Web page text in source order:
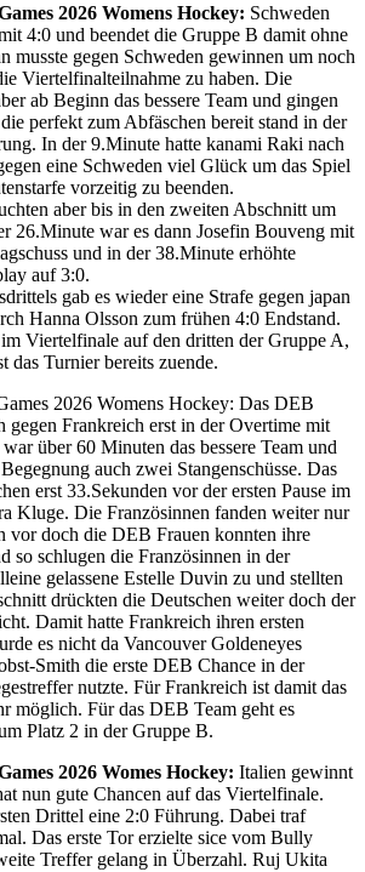
2026 Womens Hockey: Schweden
4:0 und beendet die Gruppe B damit ohne
musste gegen Schweden gewinnen um noch
Viertelfinalteilnahme zu haben. Die
ab Beginn das bessere Team und gingen
perfekt zum Abfäschen bereit stand in der
In der 9.Minute hatte kanami Raki nach
eine Schweden viel Glück um das Spiel
vorzeitig zu beenden.
aber bis in den zweiten Abschnitt um
26.Minute war es dann Josefin Bouveng mit
und in der 38.Minute erhöhte
auf 3:0.
gab es wieder eine Strafe gegen japan
Hanna Olsson zum frühen 4:0 Endstand.
Viertelfinale auf den dritten der Gruppe A,
das Turnier bereits zuende.
2026 Womens Hockey: Das DEB
gegen Frankreich erst in der Overtime mit
über 60 Minuten das bessere Team und
auch zwei Stangenschüsse. Das
erst 33.Sekunden vor der ersten Pause im
Kluge. Die Französinnen fanden weiter nur
vor doch die DEB Frauen konnten ihre
so schlugen die Französinnen in der
gelassene Estelle Duvin zu und stellten
drückten die Deutschen weiter doch der
Damit hatte Frankreich ihren ersten
es nicht da Vancouver Goldeneyes
Smith die erste DEB Chance in der
nutzte. Für Frankreich ist damit das
möglich. Für das DEB Team geht es
Platz 2 in der Gruppe B.
2026 Womes Hockey: Italien gewinnt
nun gute Chancen auf das Viertelfinale.
Drittel eine 2:0 Führung. Dabei traf
Das erste Tor erzielte sice vom Bully
Treffer gelang in Überzahl. Ruj Ukita